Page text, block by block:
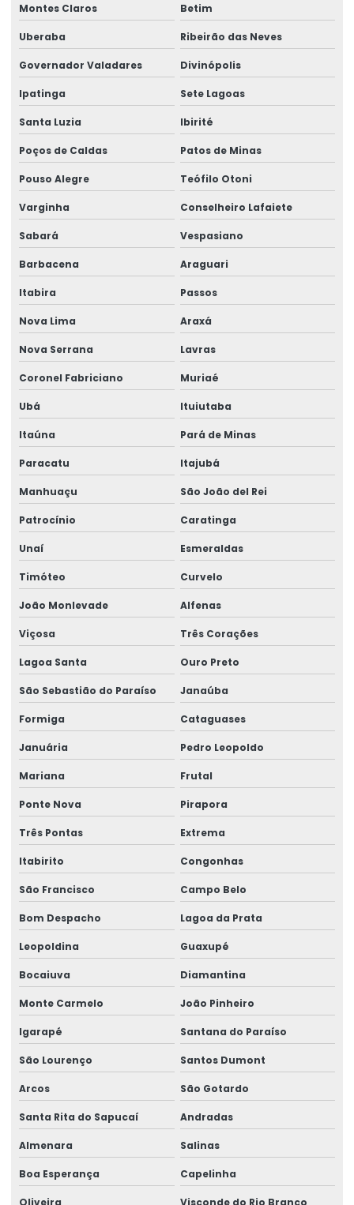
Montes Claros Betim
Uberaba Ribeirão das Neves
Governador Valadares Divinópolis
Ipatinga Sete Lagoas
Santa Luzia Ibirité
Poços de Caldas Patos de Minas
Pouso Alegre Teófilo Otoni
Varginha Conselheiro Lafaiete
Sabará Vespasiano
Barbacena Araguari
Itabira Passos
Nova Lima Araxá
Nova Serrana Lavras
Coronel Fabriciano Muriaé
Ubá Ituiutaba
Itaúna Pará de Minas
Paracatu Itajubá
Manhuaçu São João del Rei
Patrocínio Caratinga
Unaí Esmeraldas
Timóteo Curvelo
João Monlevade Alfenas
Viçosa Três Corações
Lagoa Santa Ouro Preto
São Sebastião do Paraíso Janaúba
Formiga Cataguases
Januária Pedro Leopoldo
Mariana Frutal
Ponte Nova Pirapora
Três Pontas Extrema
Itabirito Congonhas
São Francisco Campo Belo
Bom Despacho Lagoa da Prata
Leopoldina Guaxupé
Bocaiuva Diamantina
Monte Carmelo João Pinheiro
Igarapé Santana do Paraíso
São Lourenço Santos Dumont
Arcos São Gotardo
Santa Rita do Sapucaí Andradas
Almenara Salinas
Boa Esperança Capelinha
Oliveira Visconde do Rio Branco